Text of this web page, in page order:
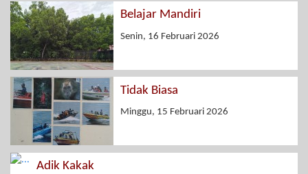
Belajar Mandiri
Senin, 16 Februari 2026
Tidak Biasa
Minggu, 15 Februari 2026
Adik Kakak